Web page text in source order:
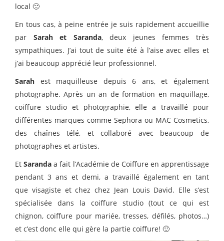
local 🙂
En tous cas, à peine entrée je suis rapidement accueillie
par Sarah et Saranda, deux jeunes femmes très
sympathiques. J’ai tout de suite été à l’aise avec elles et
j’ai beaucoup apprécié leur professionnel.
Sarah est maquilleuse depuis 6 ans, et également
photographe. Après un an de formation en maquillage,
coiffure studio et photographie, elle a travaillé pour
différentes marques comme Sephora ou MAC Cosmetics,
des chaînes télé, et collaboré avec beaucoup de
photographes et artistes.
EtSaranda a fait l’Académie de Coiffure en apprentissage
pendant 3 ans et demi, a travaillé également en tant
que visagiste et chezchez Jean Louis David. Elle s’est
spécialisée dans la coiffure studio (tout ce qui est
chignon, coiffure pour mariée, tresses, défilés, photos…)
et c’est donc elle qui gère la partie coiffure! 🙂